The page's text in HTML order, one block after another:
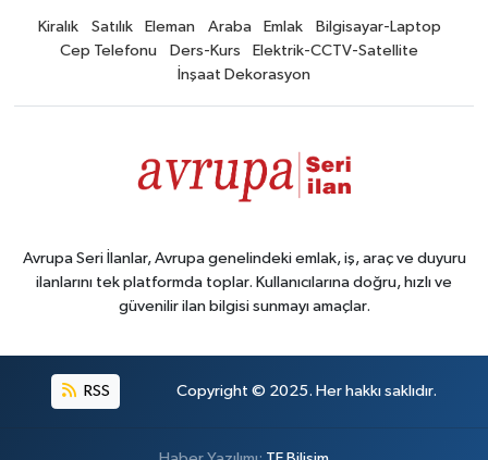
Kiralık Satılık Eleman Araba Emlak
Bilgisayar-Laptop
Cep Telefonu
Ders-Kurs
Elektrik-CCTV-Satellite
İnşaat Dekorasyon
Avrupa Seri İlanlar, Avrupa genelindeki emlak, iş, araç ve duyuru
ilanlarını tek platformda toplar. Kullanıcılarına doğru, hızlı ve
güvenilir ilan bilgisi sunmayı amaçlar.
RSS Copyright © 2025. Her hakkı saklıdır.